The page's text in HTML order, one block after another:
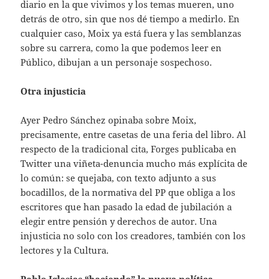
diario en la que vivimos y los temas mueren, uno
detrás de otro, sin que nos dé tiempo a medirlo. En
cualquier caso, Moix ya está fuera y las semblanzas
sobre su carrera, como la que podemos leer en
Público, dibujan a un personaje sospechoso.
Otra injusticia
Ayer Pedro Sánchez opinaba sobre Moix,
precisamente, entre casetas de una feria del libro. Al
respecto de la tradicional cita, Forges publicaba en
Twitter una viñeta-denuncia mucho más explícita de
lo común: se quejaba, con texto adjunto a sus
bocadillos, de la normativa del PP que obliga a los
escritores que han pasado la edad de jubilación a
elegir entre pensión y derechos de autor. Una
injusticia no solo con los creadores, también con los
lectores y la Cultura.